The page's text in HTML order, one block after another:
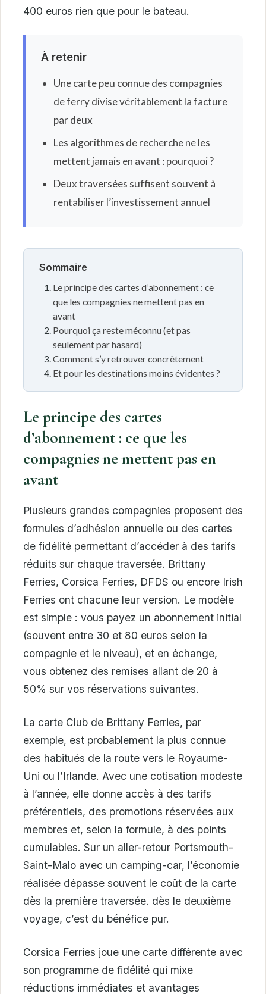
400 euros rien que pour le bateau.
À retenir
Une carte peu connue des compagnies
de ferry divise véritablement la facture
par deux
Les algorithmes de recherche ne les
mettent jamais en avant : pourquoi ?
Deux traversées suffisent souvent à
rentabiliser l’investissement annuel
Sommaire
Le principe des cartes d’abonnement : ce
que les compagnies ne mettent pas en
avant
Pourquoi ça reste méconnu (et pas
seulement par hasard)
Comment s’y retrouver concrètement
Et pour les destinations moins évidentes ?
Le principe des cartes
d’abonnement : ce que les
compagnies ne mettent pas en
avant
Plusieurs grandes compagnies proposent des
formules d’adhésion annuelle ou des cartes
de fidélité permettant d’accéder à des tarifs
réduits sur chaque traversée. Brittany
Ferries, Corsica Ferries, DFDS ou encore Irish
Ferries ont chacune leur version. Le modèle
est simple : vous payez un abonnement initial
(souvent entre 30 et 80 euros selon la
compagnie et le niveau), et en échange,
vous obtenez des remises allant de 20 à
50% sur vos réservations suivantes.
La carte Club de Brittany Ferries, par
exemple, est probablement la plus connue
des habitués de la route vers le Royaume-
Uni ou l’Irlande. Avec une cotisation modeste
à l’année, elle donne accès à des tarifs
préférentiels, des promotions réservées aux
membres et, selon la formule, à des points
cumulables. Sur un aller-retour Portsmouth-
Saint-Malo avec un camping-car, l’économie
réalisée dépasse souvent le coût de la carte
dès la première traversée. dès le deuxième
voyage, c’est du bénéfice pur.
Corsica Ferries joue une carte différente avec
son programme de fidélité qui mixe
réductions immédiates et avantages